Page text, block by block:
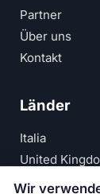
Partner
Über uns
Kontakt
Länder
Italia
United
Deutschland
Wir